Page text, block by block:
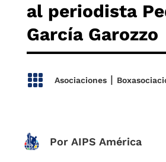
al periodista
García Garozzo
 Asociaciones|
Por AIPS América